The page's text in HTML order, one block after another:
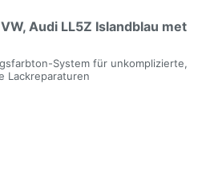
Audi LL5Z Islandblau met
System für unkomplizierte,
Lackreparaturen